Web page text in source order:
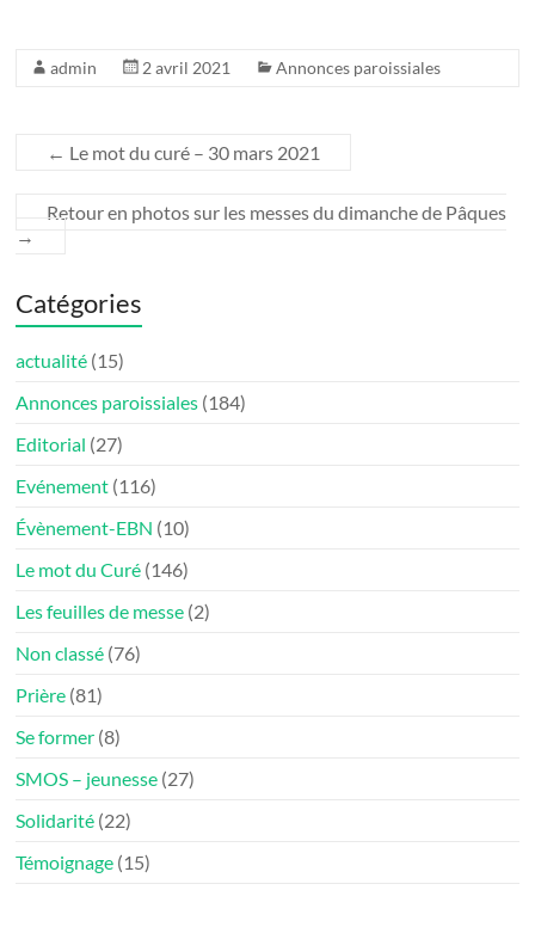
admin 2 avril 2021 Annonces paroissiales
← Le mot du curé – 30 mars 2021
Retour en photos sur les messes du dimanche de Pâques
→
Catégories
actualité (15)
Annonces paroissiales (184)
Editorial (27)
Evénement (116)
Évènement-EBN (10)
Le mot du Curé (146)
Les feuilles de messe (2)
Non classé (76)
Prière (81)
Se former (8)
SMOS – jeunesse (27)
Solidarité (22)
Témoignage (15)